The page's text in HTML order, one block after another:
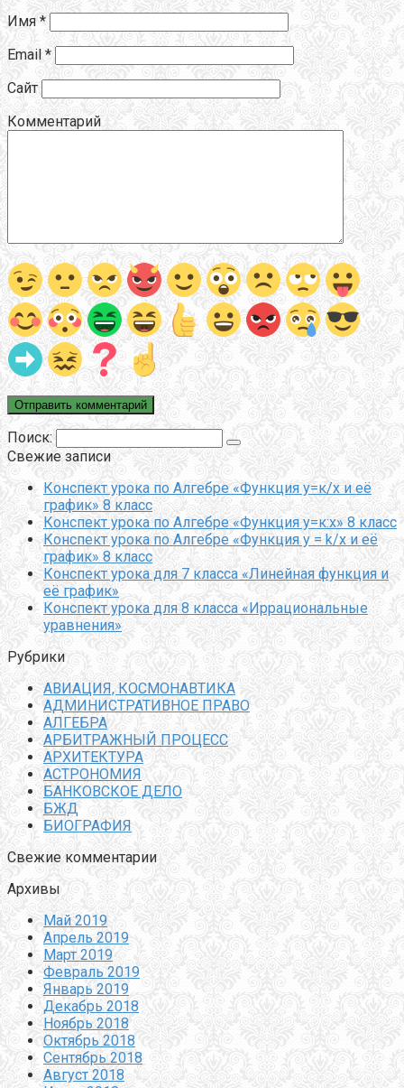
Имя *
Email *
Сайт
Комментарий
Поиск:
Свежие записи
Конспект урока по Алгебре «Функция у=к/х и её
график» 8 класс
Конспект урока по Алгебре «Функция у=к:х» 8 класс
Конспект урока по Алгебре «Функция y = k/x и её
график» 8 класс
Конспект урока для 7 класса «Линейная функция и
её график»
Конспект урока для 8 класса «Иррациональные
уравнения»
Рубрики
АВИАЦИЯ, КОСМОНАВТИКА
АДМИНИСТРАТИВНОЕ ПРАВО
АЛГЕБРА
АРБИТРАЖНЫЙ ПРОЦЕСС
АРХИТЕКТУРА
АСТРОНОМИЯ
БАНКОВСКОЕ ДЕЛО
БЖД
БИОГРАФИЯ
Свежие комментарии
Архивы
Май 2019
Апрель 2019
Март 2019
Февраль 2019
Январь 2019
Декабрь 2018
Ноябрь 2018
Октябрь 2018
Сентябрь 2018
Август 2018